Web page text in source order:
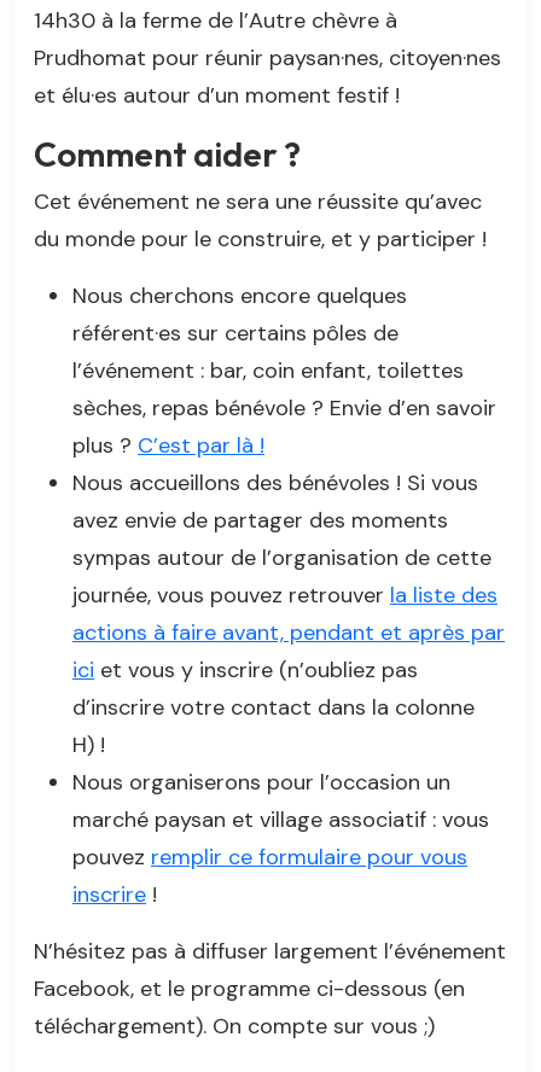
14h30 à la ferme de l’Autre chèvre à
Prudhomat pour réunir paysan·nes, citoyen·nes
et élu·es autour d’un moment festif !
Comment aider ?
Cet événement ne sera une réussite qu’avec
du monde pour le construire, et y participer !
Nous cherchons encore quelques
référent·es sur certains pôles de
l’événement : bar, coin enfant, toilettes
sèches, repas bénévole ? Envie d’en savoir
plus ? C’est par là !
Nous accueillons des bénévoles ! Si vous
avez envie de partager des moments
sympas autour de l’organisation de cette
journée, vous pouvez retrouver la liste des
actions à faire avant, pendant et après par
ici et vous y inscrire (n’oubliez pas
d’inscrire votre contact dans la colonne
H) !
Nous organiserons pour l’occasion un
marché paysan et village associatif : vous
pouvez remplir ce formulaire pour vous
inscrire !
N’hésitez pas à diffuser largement l’événement
Facebook, et le programme ci-dessous (en
téléchargement). On compte sur vous ;)